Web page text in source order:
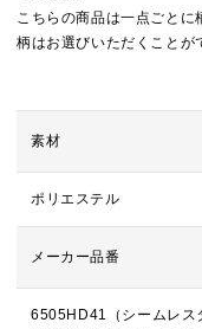
こちらの商品は一点ごとに
柄はお選びいただくことが
素材
ポリエステル
メーカー品番
6505HD41（シームレス